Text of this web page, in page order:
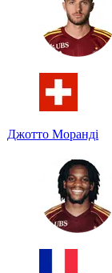
Джотто Моранді